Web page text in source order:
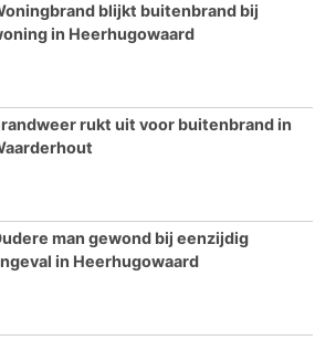
blijkt buitenbrand bij
in Heerhugowaard
rukt uit voor buitenbrand in
man gewond bij eenzijdig
in Heerhugowaard